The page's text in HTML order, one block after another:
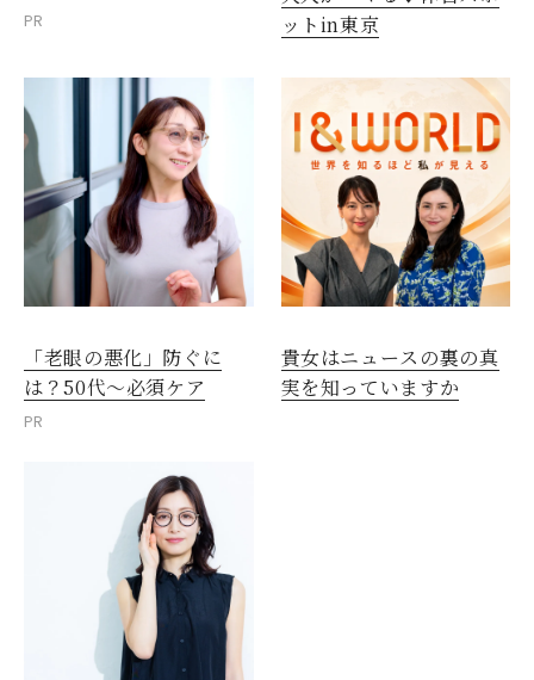
PR
ットin東京
「老眼の悪化」防ぐに
は？50代～必須ケア
PR
貴女はニュースの裏の真
実を知っていますか